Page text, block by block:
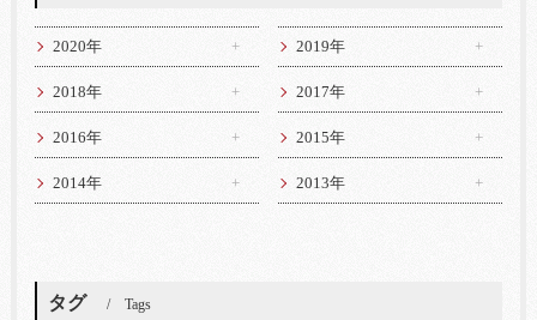
2020年 2019年
2018年 2017年
2016年 2015年
2014年 2013年
タグ Tags